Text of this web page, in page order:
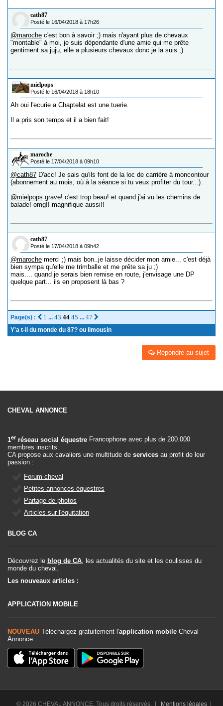
cath87
Posté le 16/04/2018 à 17h26
@maroche c'est bon à savoir ;) mais n'ayant plus de chevaux
"montable" à moi, je suis dépendante d'une amie qui me prête
gentiment sa juju, elle a plusieurs chevaux donc je la suis ;)
mielpops
Posté le 16/04/2018 à 18h10
Ah oui l'ecurie a Chaptelat est une tuerie.
Il a pris son temps et il a bien fait!
maroche
Posté le 17/04/2018 à 09h10
@cath87 D'acc! Je sais qu'ils font de la loc de carrière à moncontour
(abonnement au mois, où à la séance si tu veux profiter du tour...).
@mielpops grave! c'est trop beau! et quand j'ai vu les chemins de
balade! omg!! magnifique aussi!!
cath87
Posté le 17/04/2018 à 09h42
@maroche merci ;) mais bon..je laisse décider mon amie... c'est déjà
bien sympa qu'elle me trimballe et me prête sa ju ;)
mais.... quand je serais bien remise en route, j'envisage une DP
quelque part... ils en proposent là bas ?
Page(s) : 1 ... 43 44 45 ... 47
Y'a t-il du monde du 87? ou limousin
Répondre au sujet
CHEVAL ANNONCE
1er réseau social équestre Francophone avec plus de 200.000
membres inscrits.
CA propose aux cavaliers une multitude de services au profit de leur
passion :
Forum cheval
Petites annonces équestres
Partage de photos
Articles sur l'équitation
BLOG CA
Découvrez le blog de CA , les actualités du site et les coulisses du
monde du cheval.
Les nouveaux articles :
APPLICATION MOBILE
NOUVEAU Téléchargez gratuitement l'application mobile Cheval
Annonce :
© 2026 CHEVAL ANNONCE. Tous droits réservés. | Mentions légales|